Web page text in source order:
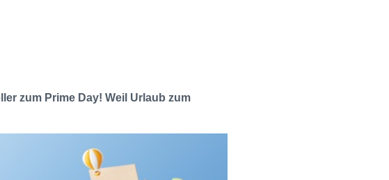
zum Prime Day! Weil Urlaub zum